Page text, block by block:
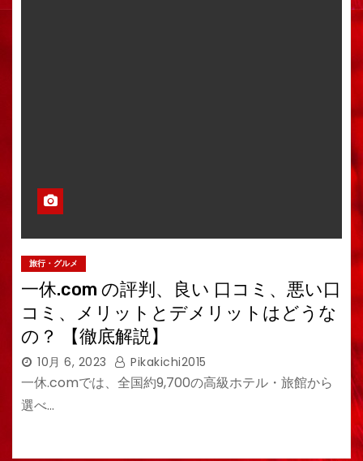
旅行・グルメ
一休.com の評判、良い 口コミ、悪い口
コミ、メリットとデメリットはどうな
の？ 【徹底解説】
10月 6, 2023 Pikakichi2015
一休.comでは、全国約9,700の高級ホテル・旅館から
選べ…